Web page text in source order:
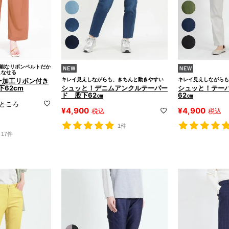
なリボンベルトだか
せる
工リボン付き
62cm
ころ
17件
キレイ見えしながらも、きちんと動きやすい
シュッと！デニムアンクルテーパー
ド 股下62㎝
¥4,900 税込
1件
キレイ見えしながら
シュッと！テ
62㎝
¥4,900 税込